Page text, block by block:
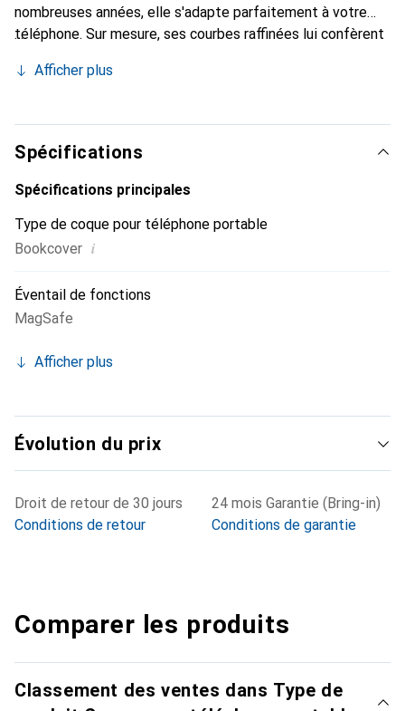
nombreuses années, elle s'adapte parfaitement à votre
téléphone. Sur mesure, ses courbes raffinées lui confèrent
et indispensable pour votre smartphone. Reconnaissable à
marque Noreve est un choix sûr pour une clientèle
exigeante.
Afficher plus
Spécifications
Spécifications principales
Type de coque pour téléphone portable
Bookcover i
Éventail de fonctions
MagSafe
Afficher plus
Évolution du prix
Droit de retour de 30 jours
Conditions de retour
24 mois Garantie (Bring-in)
Conditions de garantie
Comparer les produits
Classement des ventes dans Type de